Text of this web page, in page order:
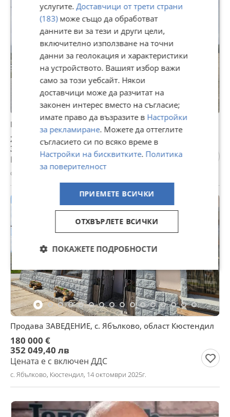
Продава ПАРЦЕЛ, с. Ябълково, област Кюстендил
20 000 €
39 116,60 лв
Не се начислява ДДС
с. Ябълково, Кюстендил, 30 април
Продава ЗАВЕДЕНИЕ, с. Ябълково, област Кюстендил
180 000 €
352 049,40 лв
Цената е с включен ДДС
с. Ябълково, Кюстендил, 14 октомври 2025г.
услугите. Доставчици от трети страни
(183)може също да обработват
данните ви за тези и други цели,
включително използване на точни
данни за геолокация и характеристики
на устройството. Вашият избор важи
само за този уебсайт. Някои
доставчици може да разчитат на
законен интерес вместо на съгласие;
имате право да възразите в Настройки
за рекламиране. Можете да оттеглите
съгласието си по всяко време в
Настройки на бисквитките. Политика
за поверителност
ПРИЕМЕТЕ ВСИЧКИ
ОТХВЪРЛЕТЕ ВСИЧКИ
ПОКАЖЕТЕ ПОДРОБНОСТИ